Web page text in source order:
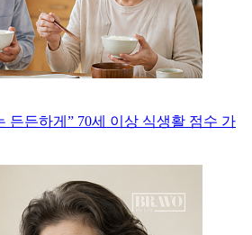
든든하게” 70세 이상 식생활 점수 가